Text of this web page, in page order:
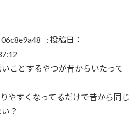
06c8e9a48 : 投稿日：
ことするやつが昔からいたって
やすくなってるだけで昔から同じ
？